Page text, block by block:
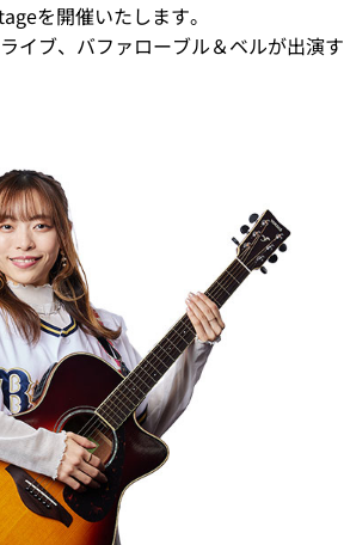
を開催いたします。
ブ、バファローブル＆ベルが出演